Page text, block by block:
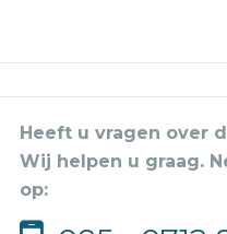
Heeft u vragen over
Wij helpen u graag.
op: